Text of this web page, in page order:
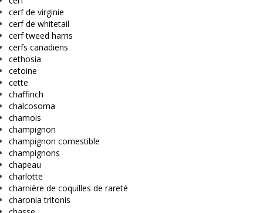
cerf de virginie
cerf de whitetail
cerf tweed harris
cerfs canadiens
cethosia
cetoine
cette
chaffinch
chalcosoma
chamois
champignon
champignon comestible
champignons
chapeau
charlotte
charnière de coquilles de rareté
charonia tritonis